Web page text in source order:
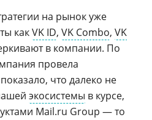
на рынок уже
какVK ID, VK Combo, VK
в компании. По
провела
что далеко не
экосистемы в курсе,
Mail.ru Group — то